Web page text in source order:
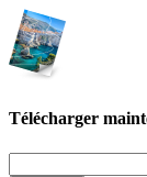
Télécharger